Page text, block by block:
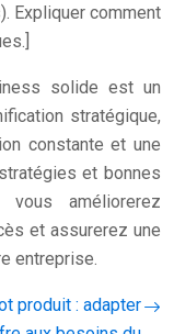
Expliquer comment
solide est un
stratégique,
constante et une
et bonnes
améliorerez
et assurerez une
entreprise.
produit : adapter